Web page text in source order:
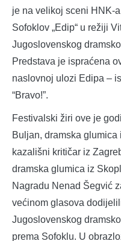
je na velikoj sceni HNK-
Sofoklov „Edip“ u režiji
Jugoslovenskog
Predstava je ispraćena
naslovnoj ulozi Edipa –
“Bravo!”.
Festivalski žiri ove je
Buljan, dramska
kazališni kritičar iz
dramska glumica iz
Nagradu Nenad Šegvić
većinom glasova
Jugoslovenskog
prema Sofoklu. U